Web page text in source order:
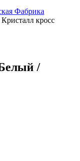
Фабрика
кросс
/